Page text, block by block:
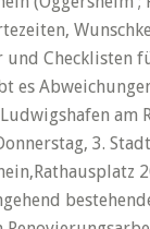
und
es
am
3.